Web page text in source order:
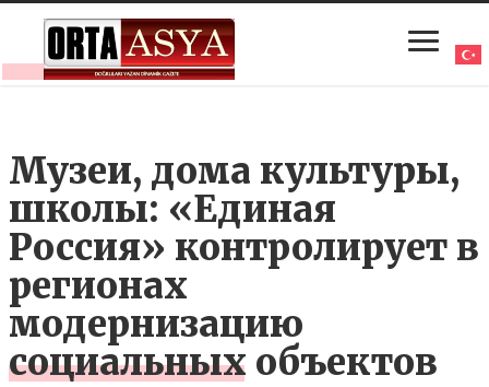
Музеи, дома культуры,
школы: «Единая
Россия» контролирует в
регионах
модернизацию
социальных объектов